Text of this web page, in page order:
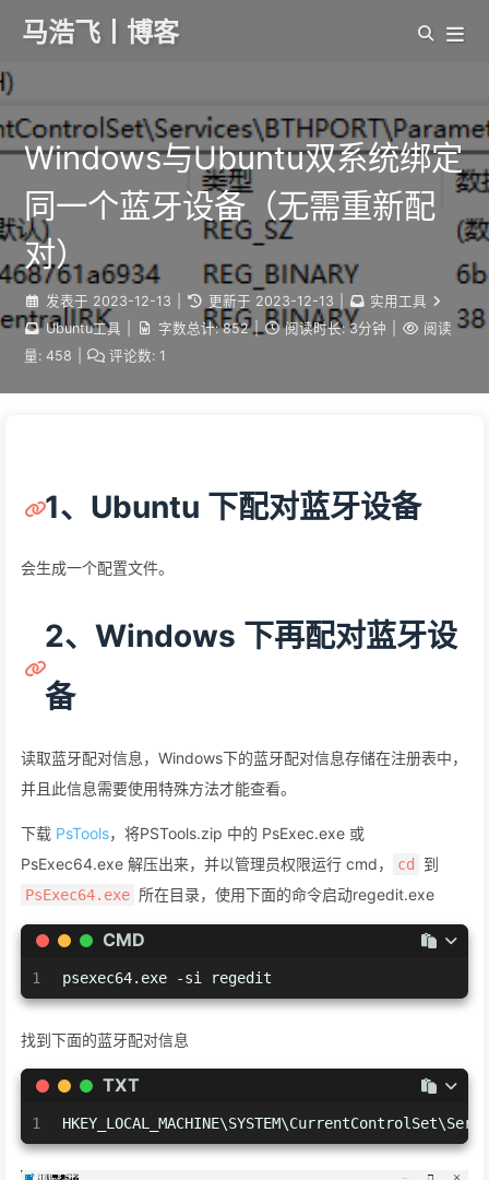
马浩飞丨博客
Windows与Ubuntu双系统绑定
同一个蓝牙设备（无需重新配
对）
发表于 2023-12-13 更新于 2023-12-13
实用工具
Ubuntu工具
字数总计: 852 | 阅读时长: 3分钟
阅读
量: 458 评论数: 1
1、Ubuntu 下配对蓝牙设备
会生成一个配置文件。
2、Windows 下再配对蓝牙设
备
读取蓝牙配对信息，Windows下的蓝牙配对信息存储在注册表中，
并且此信息需要使用特殊方法才能查看。
下载 PsTools，将PSTools.zip 中的 PsExec.exe 或
PsExec64.exe 解压出来，并以管理员权限运行 cmd，
cd 到
PsExec64.exe 所在目录，使用下面的命令启动regedit.exe
CMD
1 psexec64.exe -si regedit
找到下面的蓝牙配对信息
TXT
1